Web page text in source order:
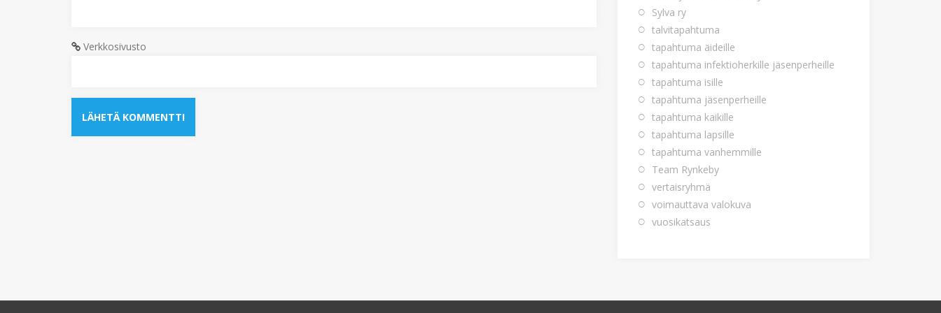
Verkkosivusto
Sylva ry
talvitapahtuma
tapahtuma äideille
tapahtuma infektioherkille jäsenperheille
tapahtuma isille
tapahtuma jäsenperheille
tapahtuma kaikille
tapahtuma lapsille
tapahtuma vanhemmille
Team Rynkeby
vertaisryhmä
voimauttava valokuva
vuosikatsaus